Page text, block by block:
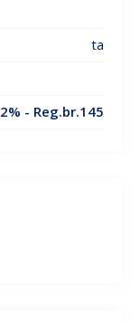
ta
2% - Reg.br.145